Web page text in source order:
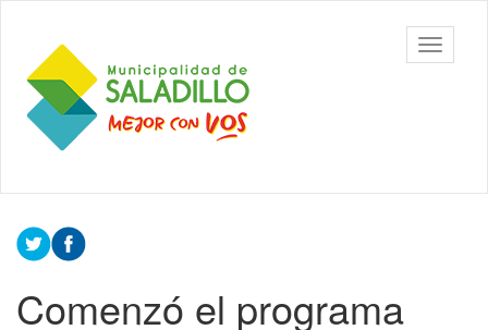
contenido
principal
Municipalidad
de Saladillo
barra
Contenido
principal
Comenzó el programa